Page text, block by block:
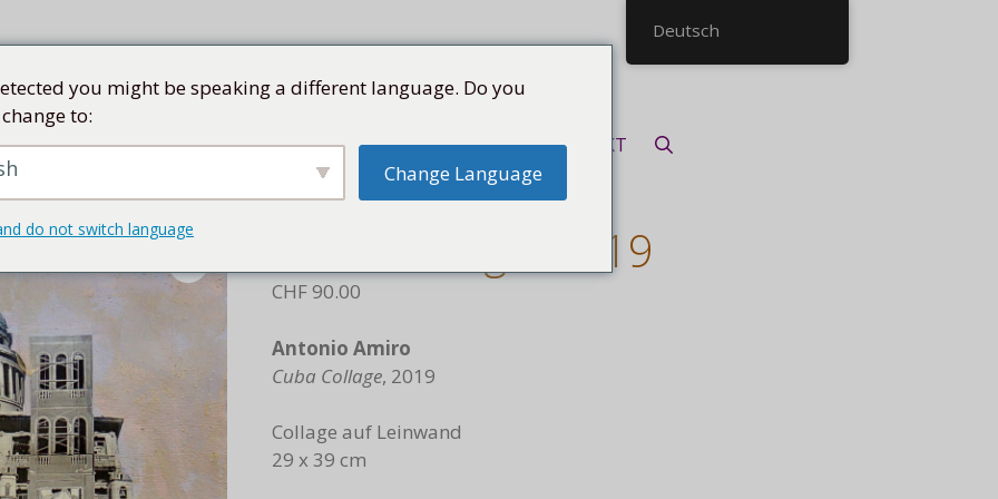
SAMMLUNG KÜNSTLER KUBA SHOP KONTAKT
Cuba Collage, 2019
CHF90.00
Antonio Amiro
Cuba Collage, 2019
Collage auf Leinwand
29 x 39 cm
Deutsch
you might be speaking a different language. Do you
to:
Change Language
do not switch language